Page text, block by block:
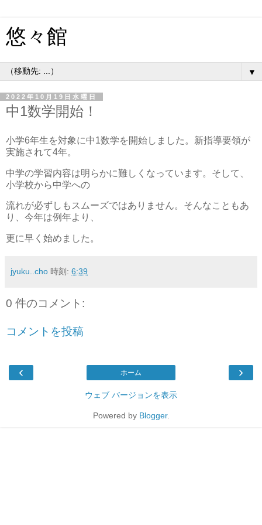
悠々館
▼
2022年10月19日水曜日
中1数学開始！
小学6年生を対象に中1数学を開始しました。新指導要領が
実施されて4年。
中学の学習内容は明らかに難しくなっています。そして、
小学校から中学への
流れが必ずしもスムーズではありません。そんなこともあ
り、今年は例年より、
更に早く始めました。
jyuku..cho 時刻: 6:39
0 件のコメント:
コメントを投稿
‹ ›
ホーム
ウェブ バージョンを表示
Powered by Blogger.